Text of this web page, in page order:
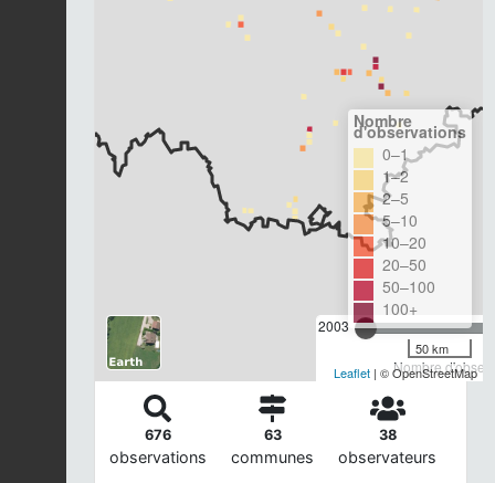
2003
Nombre
Nombre
d'observations
0–1
1–2
2–5
5–10
10–20
20–50
50–100
100+
50 km
Leaflet | © OpenStreetMap
676
observations
63
communes
38
observateurs